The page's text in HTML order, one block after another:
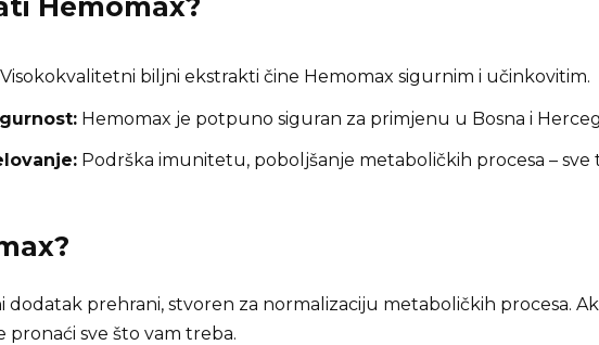
Hemomax?
biljni ekstrakti čine Hemomax sigurnim i učinkovitim.
Hemomax je potpuno siguran za primjenu u Bosna i
Podrška imunitetu, poboljšanje metaboličkih procesa – sve
?
dodatak prehrani, stvoren za normalizaciju metaboličkih procesa.
pronaći sve što vam treba.